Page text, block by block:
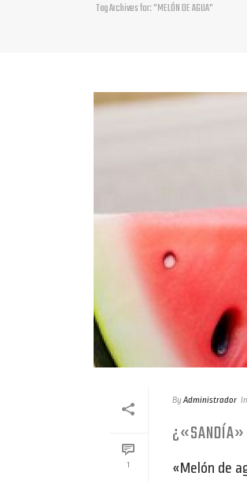
Tag Archives for: "MELÓN DE AGUA"
1
ByAdministrador In
¿«SANDÍA»
«Melón de